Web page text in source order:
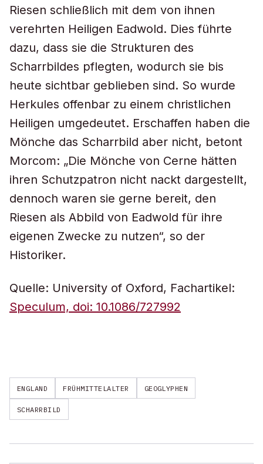
Riesen schließlich mit dem von ihnen
verehrten Heiligen Eadwold. Dies führte
dazu, dass sie die Strukturen des
Scharrbildes pflegten, wodurch sie bis
heute sichtbar geblieben sind. So wurde
Herkules offenbar zu einem christlichen
Heiligen umgedeutet. Erschaffen haben die
Mönche das Scharrbild aber nicht, betont
Morcom: „Die Mönche von Cerne hätten
ihren Schutzpatron nicht nackt dargestellt,
dennoch waren sie gerne bereit, den
Riesen als Abbild von Eadwold für ihre
eigenen Zwecke zu nutzen“, so der
Historiker.
Quelle: University of Oxford, Fachartikel:
Speculum, doi: 10.1086/727992
ENGLAND FRÜHMITTELALTER GEOGLYPHEN
SCHARRBILD